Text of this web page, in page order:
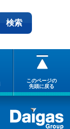
このページの
先頭に戻る